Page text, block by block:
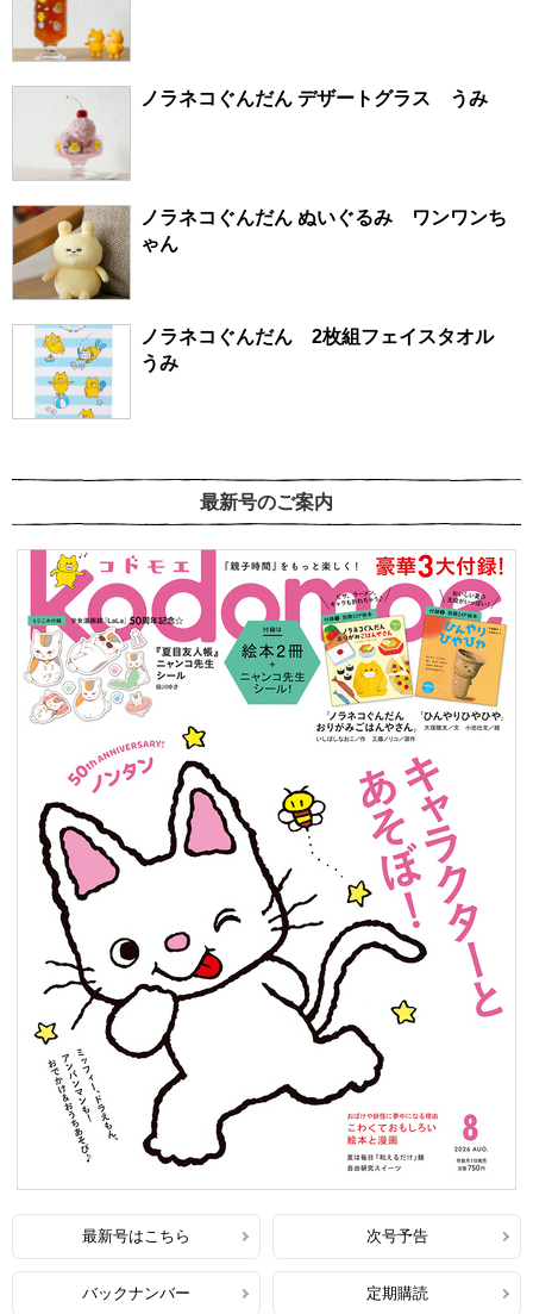
ノラネコぐんだん デザートグラス うみ
ノラネコぐんだん ぬいぐるみ ワンワンち
ゃん
ノラネコぐんだん 2枚組フェイスタオル
うみ
最新号のご案内
最新号はこちら 次号予告
バックナンバー 定期購読